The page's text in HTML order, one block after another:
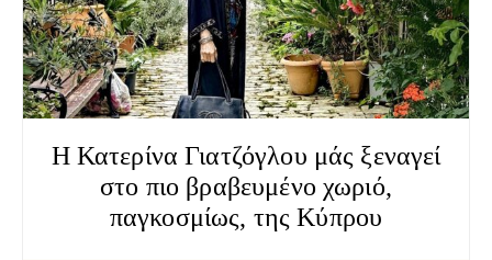
Η Κατερίνα Γιατζόγλου μάς ξεναγεί
στο πιο βραβευμένο χωριό,
παγκοσμίως, της Κύπρου